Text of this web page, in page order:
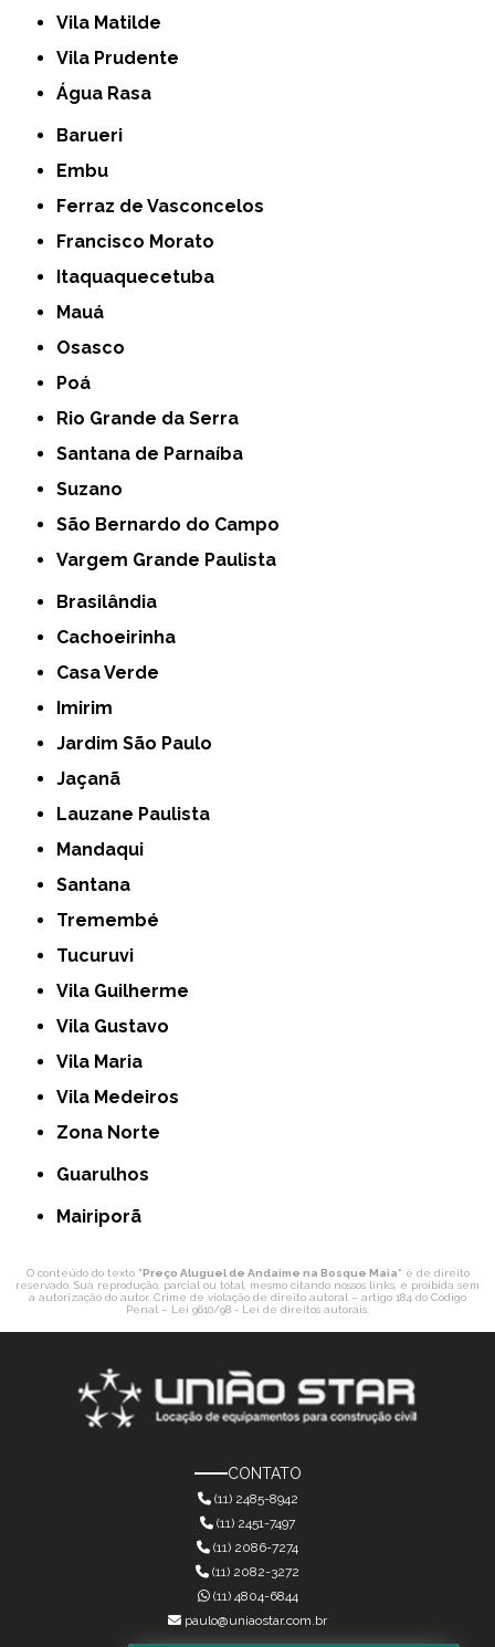
Vila Matilde
Vila Prudente
Água Rasa
Barueri
Embu
Ferraz de Vasconcelos
Francisco Morato
Itaquaquecetuba
Mauá
Osasco
Poá
Rio Grande da Serra
Santana de Parnaíba
Suzano
São Bernardo do Campo
Vargem Grande Paulista
Brasilândia
Cachoeirinha
Casa Verde
Imirim
Jardim São Paulo
Jaçanã
Lauzane Paulista
Mandaqui
Santana
Tremembé
Tucuruvi
Vila Guilherme
Vila Gustavo
Vila Maria
Vila Medeiros
Zona Norte
Guarulhos
Mairiporã
O conteúdo do texto "Preço Aluguel de Andaime na Bosque Maia" é de direito
reservado. Sua reprodução, parcial ou total, mesmo citando nossos links, é proibida sem
a autorização do autor. Crime de violação de direito autoral – artigo 184 do Código
Penal – Lei 9610/98 - Lei de direitos autorais
CONTATO
(11) 2485-8942
(11) 2451-7497
(11) 2086-7274
(11) 4804-6844
(11) 2082-3272
paulo@uniaostar.com.br